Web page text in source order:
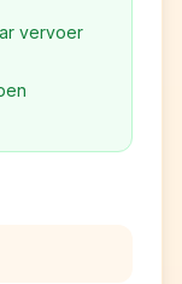
vervoer